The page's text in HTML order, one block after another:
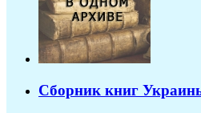
Сборник книг